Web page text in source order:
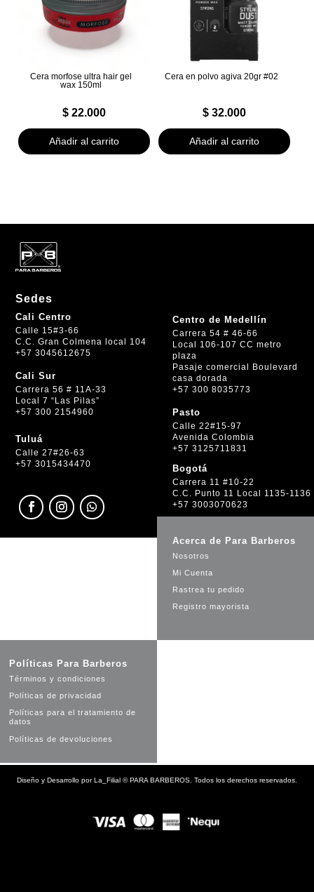
Cera morfose ultra hair gel
wax 150ml
$22.000
Añadir al carrito
Cera en polvo agiva 20gr #02
$32.000
Añadir al carrito
Sedes
Cali Centro
Calle 15#3-66
C.C. Gran Colmena local 104
+57 3045612675
Cali Sur
Carrera 56 # 11A-33
Local 7 “Las Pilas”
+57 300 2154960
Tuluá
Calle 27#26-63
+57 3015434470
Centro de Medellín
Carrera 54 # 46-66
Local 106-107 CC metro
plaza
Pasaje comercial Boulevard
casa dorada
+57 300 8035773
Pasto
Calle 22#15-97
Avenida Colombia
+57 3125711831
Bogotá
Carrera 11 #10-22
C.C. Punto 11 Local 1135-1136
+57 3003070623
Acerca de Para Barberos
Nosotros
Mi Cuenta
Rastrea tu pedido
Registro mayorista
Políticas Para Barberos
Términos y condiciones
Políticas de privacidad
Políticas para el tratamiento de
datos
Políticas de devoluciones
Diseño y Desarrollo porLa_Filial ©PARA BARBEROS. Todos los derechos reservados.